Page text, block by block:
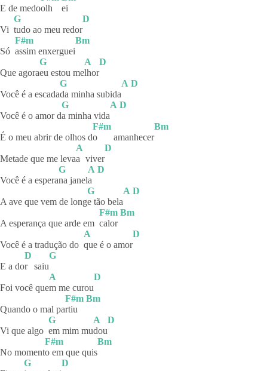
E de medoolh
ei
Vi
G
tudo ao meu redor
D
Só
F#m
assim enxerguei
Bm
Que agora
G
eu estou me
A
lhor
D
Você é a escada
G
da minha subida
A D
Você é o amor d
G
a minha vida
A D
É o meu abrir de olhos d
F#m
o
amanhecer
Bm
Metade que me leva
A
a viver
D
Você é a espera
G
na janel
A
a
D
A ave que vem de long
G
e tão bela
A D
A esperança que arde em
F#m
calor
Bm
Você é a tradução do
A
que é o amor
D
E a do
D
r saiu
G
Foi você que
A
m me curou
D
Quando o mal pa
F#m
rtiu
Bm
Vi que algo
G
em mim mu
A
dou
D
No moment
F#m
o em que quis
Bm
G
D